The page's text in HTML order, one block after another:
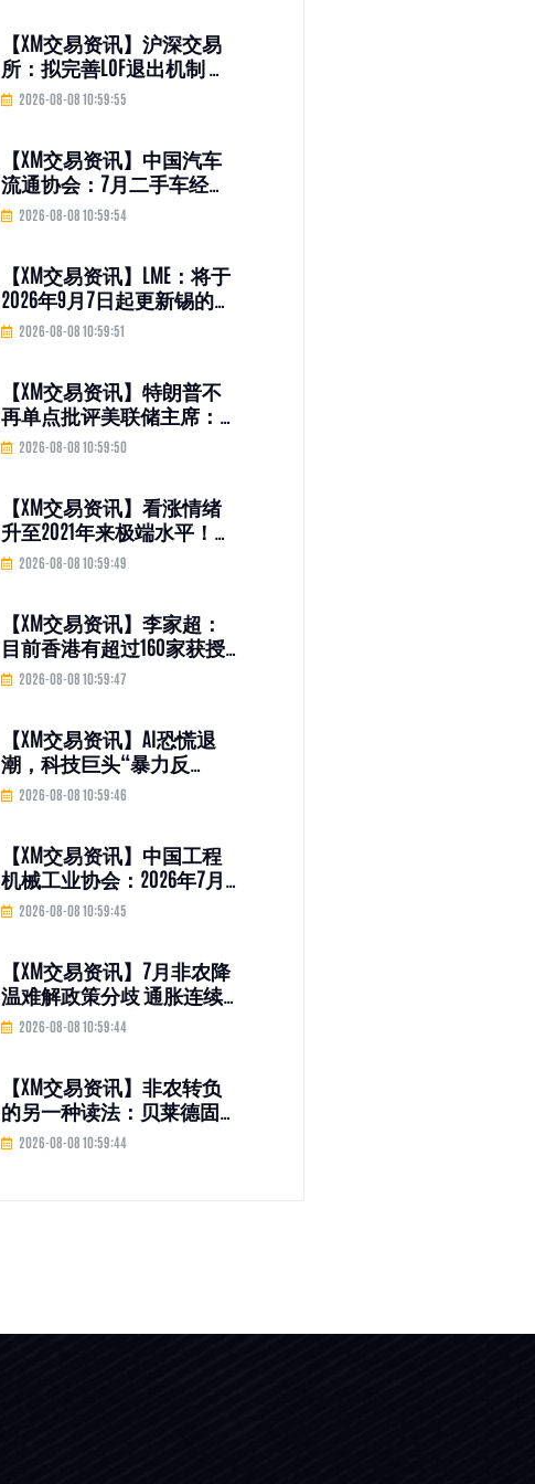
【XM交易资讯】沪深交易
所：拟完善LOF退出机制 商
品期货LOF、QDII LOF最晚
2027年底终止上市
2026-08-08 10:59:55
【XM交易资讯】中国汽车
流通协会：7月二手车经理
人指数为40.1% 同比下降1.6
个百分点
2026-08-08 10:59:54
【XM交易资讯】LME：将于
2026年9月7日起更新锡的收
盘价计算方式
2026-08-08 10:59:51
【XM交易资讯】特朗普不
再单点批评美联储主席：
降息压力转向整个理事会
2026-08-08 10:59:50
【XM交易资讯】看涨情绪
升至2021年来极端水平！美
股反弹之际美银泼冷水：
投资者应降低风险资产敞
2026-08-08 10:59:49
【XM交易资讯】李家超：
目前香港有超过160家获授
权保险公司 包括三家以香
港为集团监管基地的国际
2026-08-08 10:59:47
【XM交易资讯】AI恐慌退
潮，科技巨头“暴力反
弹”：是王者归来还是昙花
一现？
2026-08-08 10:59:46
【XM交易资讯】中国工程
机械工业协会：2026年7月
销售各类挖掘机19521台 同
比增长13.9%
2026-08-08 10:59:45
【XM交易资讯】7月非农降
温难解政策分歧 通胀连续
五年高于目标 美联储支持
加息阵营扩大
2026-08-08 10:59:44
【XM交易资讯】非农转负
的另一种读法：贝莱德固
收CIO称AI正让就业数据失
效 加息“已无意义”
2026-08-08 10:59:44